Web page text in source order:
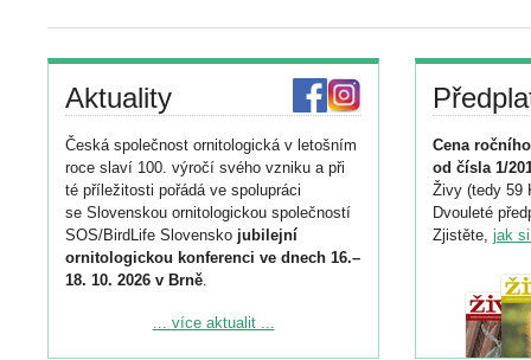
Aktuality
Česká společnost ornitologická v letošním
roce slaví 100. výročí svého vzniku a při
té příležitosti pořádá ve spolupráci
se Slovenskou ornitologickou společností
SOS/BirdLife Slovensko jubilejní
ornitologickou konferenci ve dnech 16.–
18. 10. 2026 v Brně.
Podrobnější informace ke konferenci
... více aktualit ...
Cena
od čísla 1/
Živy (tedy 59
Dvouleté
Zjistěte, jak